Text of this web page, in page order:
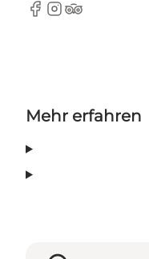
Facebook
Instagram
Tripadvisor
Mehr erfahren